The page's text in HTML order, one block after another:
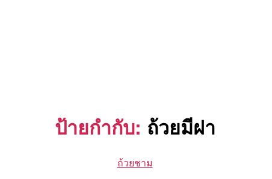
ป้ายกำกับ: ถ้วยมีฝา
Categories
ถ้วยชาม